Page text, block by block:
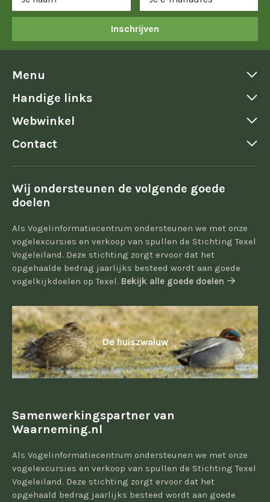
Inschrijven
Menu
Handige links
Webwinkel
Contact
Wij ondersteunen de volgende goede
doelen
Als Vogelinformatiecentrum ondersteunen we met onze
vogelexcursies en verkoop van spullen de Stichting Texel
Vogeleiland. Deze stichting zorgt ervoor dat het
opgehaalde bedrag jaarlijks besteed wordt aan goede
vogelkijkdoelen op Texel. Bekijk alle goede doelen
De huiszwaluw
Samenwerkingspartner van
Waarneming.nl
Als Vogelinformatiecentrum ondersteunen we met onze
vogelexcursies en verkoop van spullen de Stichting Texel
Vogeleiland. Deze stichting zorgt ervoor dat het
opgehaald bedrag jaarlijks besteed wordt aan goede